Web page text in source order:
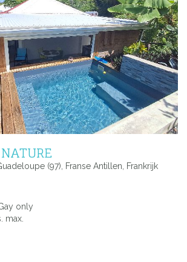
(97), Franse Antillen, Frankrijk
only
max.